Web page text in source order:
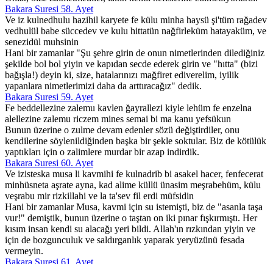
Bakara Suresi 58. Ayet
Ve iz kulnedhulu hazihil karyete fe külu minha haysü şi'tüm rağadev
vedhulül babe süccedev ve kulu hittatün nağfirleküm hatayaküm, ve
senezidül muhsinin
Hani bir zamanlar "Şu şehre girin de onun nimetlerinden dilediğiniz
şekilde bol bol yiyin ve kapıdan secde ederek girin ve "hıtta" (bizi
bağışla!) deyin ki, size, hatalarınızı mağfiret ediverelim, iyilik
yapanlara nimetlerimizi daha da arttıracağız" dedik.
Bakara Suresi 59. Ayet
Fe beddellezine zalemu kavlen ğayrallezi kiyle lehüm fe enzelna
alellezine zalemu riczem mines semai bi ma kanu yefsükun
Bunun üzerine o zulme devam edenler sözü değiştirdiler, onu
kendilerine söylenildiğinden başka bir şekle soktular. Biz de kötülük
yaptıkları için o zalimlere murdar bir azap indirdik.
Bakara Suresi 60. Ayet
Ve izisteska musa li kavmihi fe kulnadrib bi asakel hacer, fenfecerat
minhüsneta aşrate ayna, kad alime küllü ünasim meşrabehüm, külu
veşrabu mir rizkillahi ve la ta'sev fil erdi müfsidin
Hani bir zamanlar Musa, kavmi için su istemişti, biz de "asanla taşa
vur!" demiştik, bunun üzerine o taştan on iki pınar fışkırmıştı. Her
kısım insan kendi su alacağı yeri bildi. Allah'ın rızkından yiyin ve
için de bozgunculuk ve saldırganlık yaparak yeryüzünü fesada
vermeyin.